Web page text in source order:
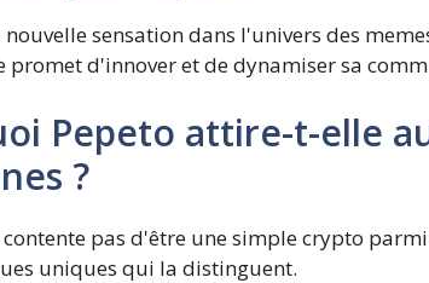
nouvelle sensation dans l'univers des
promet d'innover et de dynamiser sa
Pepeto attire-t-elle
?
contente pas d'être une simple crypto
uniques qui la distinguent.